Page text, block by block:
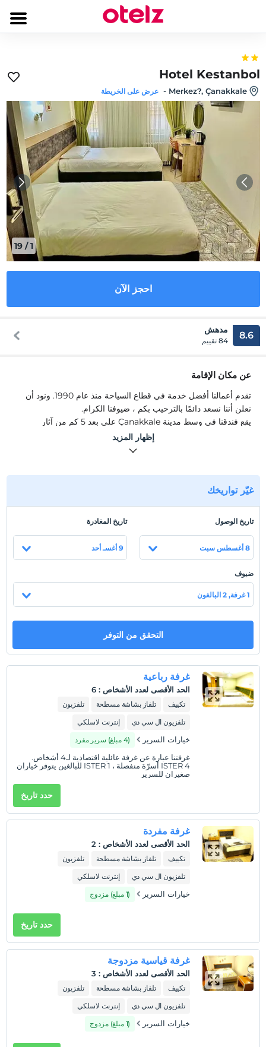
Hotel Kestanbol
Merkez?, Çanakkale
- عرض على الخريطة
1
/
19
احجز الآن
8.6 مدهش
84 تقييم
عن مكان الإقامة
تقدم أعمالنا أفضل خدمة في قطاع السياحة منذ عام 1990. ونود أن
نعلن أننا نسعد دائمًا بالترحيب بكم ، ضيوفنا الكرام.
يقع فندقنا في وسط مدينة Çanakkale على بعد 5 كم من آثار
البازار والرموز التاريخية .. إنه يقدم أفضل خدمة في قطاعه ، ضيوفنا
الكرام ، نود أن نعلن أنه يسعدنا دائمًا أن نرحب بكم.
موقع
تقع جبال كاز ، حيث أقيمت أول مسابقة جمال في التاريخ ، على بعد
على مسافة قريبة.
عرض على الخريطة
سياسات الفندق
تسجيل الوصول
بعد 14:00
غير مسموح بالحيوانات الأليفة
ساعات تسجيل الوصول
طفل (أطفال)
الأطفال الرضع حتى سن 2 مجانيون.
1 الطفل (الأطفال) الذين تقل أعمارهم عن 5 مجانيون لكل غرفة
إظهار المزيد
غيّر تواريخك
تاريخ الوصول
8 أغسطس سبت
تاريخ المغادرة
9 أغسـ أحد
ضيوف
1 غرفة, 2 البالغون
التحقق من التوفر
غرفة رباعية
الحد الأقصى لعدد الأشخاص :
6
تكييف تلفاز بشاشة مسطحة
تلفزيون
تلفزيون ال سي دي
إنترنت لاسلكي
خيارات السرير (4 مبلغ) سرير مفرد
غرفتنا عبارة عن غرفة عائلية اقتصادية لـ4 أشخاص.
ISTER 4 أسرّة منفصلة ، ISTER 1 للبالغين يتوفر خياران
صغيران للسرير
حدد تاريخ
غرفة مفردة
الحد الأقصى لعدد الأشخاص :
2
تكييف تلفاز بشاشة مسطحة
تلفزيون
تلفزيون ال سي دي
إنترنت لاسلكي
خيارات السرير (1 مبلغ) مزدوج
حدد تاريخ
غرفة قياسية مزدوجة
الحد الأقصى لعدد الأشخاص :
3
تكييف تلفاز بشاشة مسطحة
تلفزيون
تلفزيون ال سي دي
إنترنت لاسلكي
خيارات السرير (1 مبلغ) مزدوج